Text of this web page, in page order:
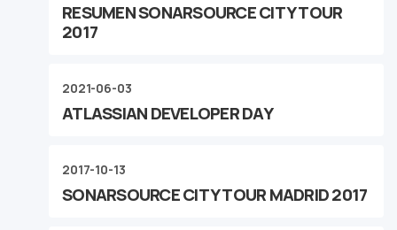
RESUMEN SONARSOURCE CITY TOUR
2017
2021-06-03
ATLASSIAN DEVELOPER DAY
2017-10-13
SONARSOURCE CITY TOUR MADRID 2017